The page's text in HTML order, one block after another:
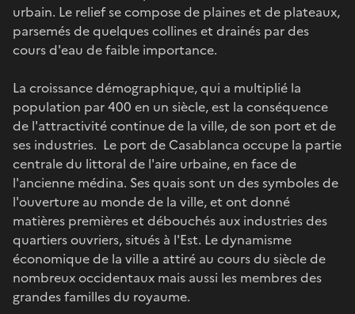
urbain. Le relief se compose de plaines et de plateaux,
parsemés de quelques collines et drainés par des
cours d'eau de faible importance.
La croissance démographique, qui a multiplié la
population par 400 en un siècle, est la conséquence
de l'attractivité continue de la ville, de son port et de
ses industries. Le port de Casablanca occupe la partie
centrale du littoral de l'aire urbaine, en face de
l'ancienne médina. Ses quais sont un des symboles de
l'ouverture au monde de la ville, et ont donné
matières premières et débouchés aux industries des
quartiers ouvriers, situés à l'Est. Le dynamisme
économique de la ville a attiré au cours du siècle de
nombreux occidentaux mais aussi les membres des
grandes familles du royaume.